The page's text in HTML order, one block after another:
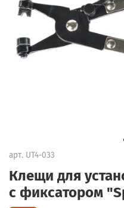
арт. UT4-033
Клещи для
с фиксатором